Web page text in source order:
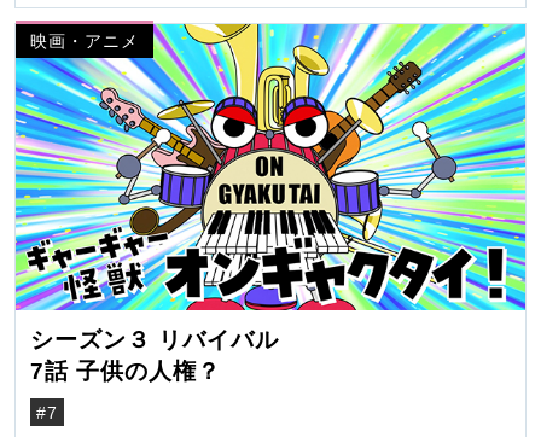
映画・アニメ
シーズン３ リバイバル
7話 子供の人権？
#7